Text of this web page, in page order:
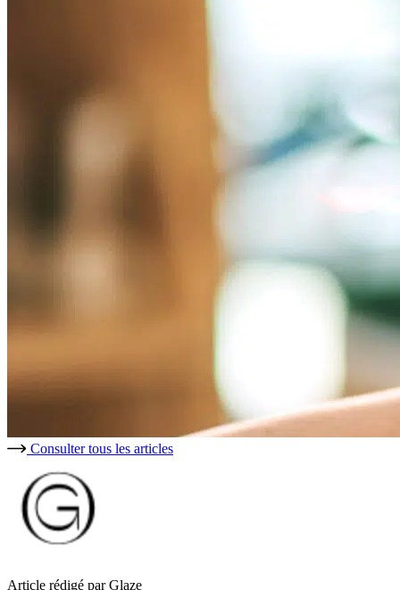
Consulter tous les articles
Article rédigé par Glaze